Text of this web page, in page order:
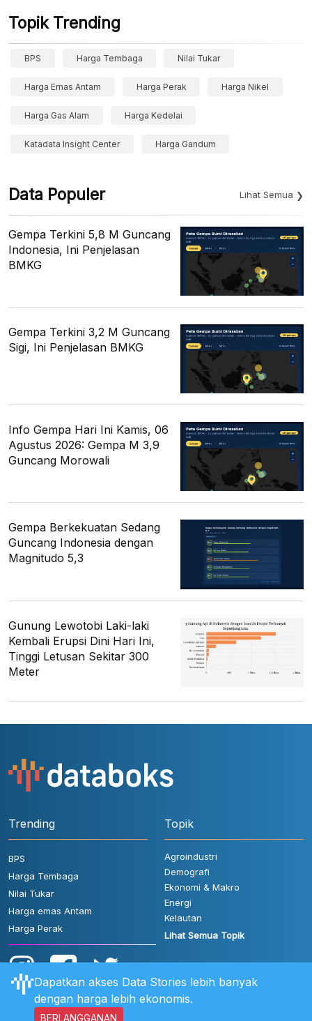
Topik Trending
BPS Harga Tembaga Nilai Tukar
Harga Emas Antam Harga Perak Harga Nikel
Harga Gas Alam Harga Kedelai
Katadata Insight Center Harga Gandum
Data Populer Lihat Semua
Gempa Terkini 5,8 M Guncang
Indonesia, Ini Penjelasan
BMKG
Gempa Terkini 3,2 M Guncang
Sigi, Ini Penjelasan BMKG
Info Gempa Hari Ini Kamis, 06
Agustus 2026: Gempa M 3,9
Guncang Morowali
Gempa Berkekuatan Sedang
Guncang Indonesia dengan
Magnitudo 5,3
Gunung Lewotobi Laki-laki
Kembali Erupsi Dini Hari Ini,
Tinggi Letusan Sekitar 300
Meter
Trending
BPS
Harga Tembaga
Nilai Tukar
Harga emas Antam
Harga Perak
Topik
Agroindustri
Demografi
Ekonomi & Makro
Energi
Kelautan
Lihat Semua Topik
Dapatkan akses Data Stories lebih banyak
dengan harga lebih ekonomis.
BERLANGGANAN